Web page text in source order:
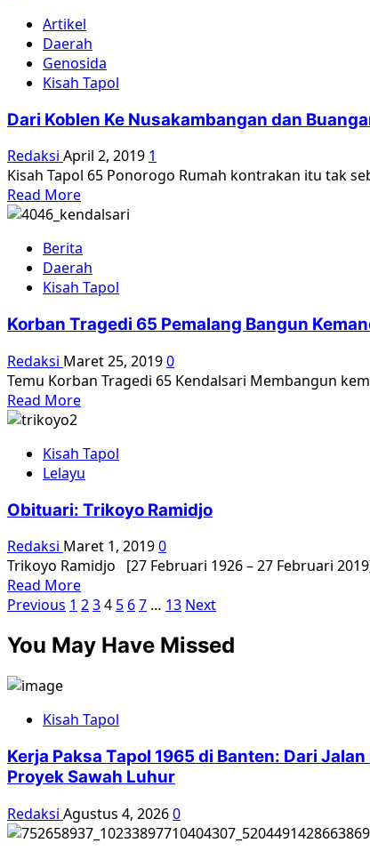
Dari
Koblen
ke
Nusakambangan
Buangan
Pulau
Buru
[2]
Artikel
Daerah
Genosida
Kisah Tapol
Dari Koblen Ke Nusakambangan dan
Redaksi April 2, 2019 1
Kisah Tapol 65 Ponorogo Rumah kontrakan itu tak
Read MoreRead
more
Dari
Koblen
Ke
dan
Pulau
Buru
[1]
Berita
Daerah
Kisah Tapol
Korban Tragedi 65 Pemalang Bangun
Redaksi Maret 25, 20190
Temu Korban Tragedi 65 Kendalsari Membangun
Read MoreRead
Korban
Tragedi
Pemalang
Bangun
Kemandirian
Kisah Tapol
Lelayu
Obituari: Trikoyo Ramidjo
Redaksi Maret 1, 20190
Trikoyo Ramidjo [27 Februari 1926 – 27 Februari
Read MoreRead
more
Obituari:
Trikoyo
Paginasi
pos
Previous 1 234 5 67 … 13 Next
You May Have Missed
Kisah Tapol
Kerja Paksa Tapol 1965 di Banten: Dari
Proyek Sawah Luhur
Redaksi Agustus 4, 20260